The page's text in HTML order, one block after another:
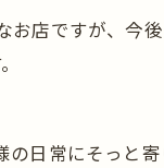
お店ですが、今
日常にそっと寄